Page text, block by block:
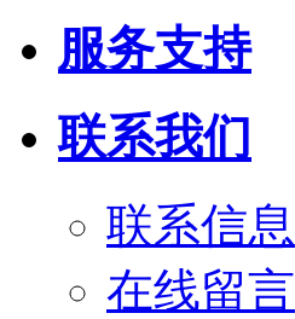
服务支持
联系我们
联系信息
在线留言